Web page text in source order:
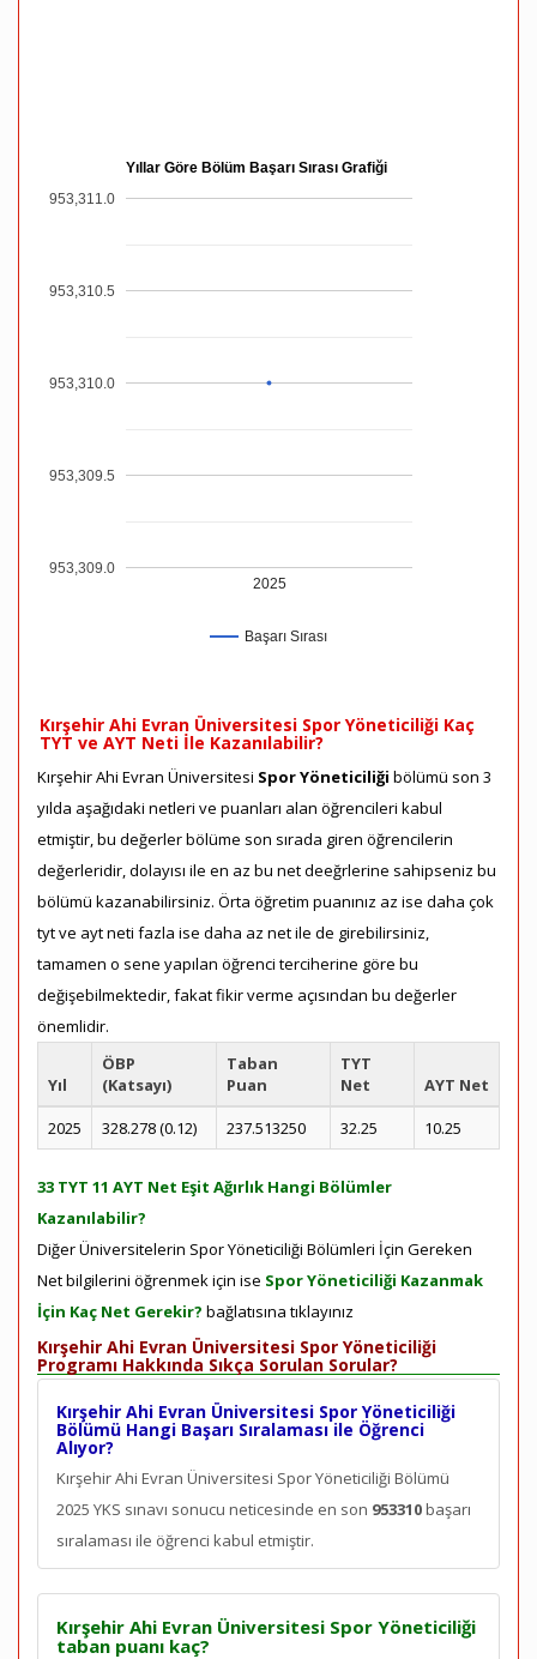
Yıllar Göre Bölüm Başarı Sırası Grafiği
Başarı Sırası
2025
953,309.0
953,309.5
953,310.0
953,310.5
953,311.0
Kırşehir Ahi Evran Üniversitesi Spor Yöneticiliği Kaç
TYT ve AYT Neti İle Kazanılabilir?
Kırşehir Ahi Evran Üniversitesi Spor Yöneticiliği bölümü son 3
yılda aşağıdaki netleri ve puanları alan öğrencileri kabul
etmiştir, bu değerler bölüme son sırada giren öğrencilerin
değerleridir, dolayısı ile en az bu net deeğrlerine sahipseniz bu
bölümü kazanabilirsiniz. Örta öğretim puanınız az ise daha çok
tyt ve ayt neti fazla ise daha az net ile de girebilirsiniz,
tamamen o sene yapılan öğrenci terciherine göre bu
değişebilmektedir, fakat fikir verme açısından bu değerler
önemlidir.
Yıl
ÖBP
(Katsayı)
Taban
Puan
TYT
Net
AYT Net
2025
328.278 (0.12) 237.513250 32.25 10.25
33 TYT 11 AYT Net Eşit Ağırlık Hangi Bölümler
Kazanılabilir?
Diğer Üniversitelerin Spor Yöneticiliği Bölümleri İçin Gereken
Net bilgilerini öğrenmek için ise Spor Yöneticiliği Kazanmak
İçin Kaç Net Gerekir? bağlatısına tıklayınız
Kırşehir Ahi Evran Üniversitesi Spor Yöneticiliği
Programı Hakkında Sıkça Sorulan Sorular?
Kırşehir Ahi Evran Üniversitesi Spor Yöneticiliği
Bölümü Hangi Başarı Sıralaması ile Öğrenci
Alıyor?
Kırşehir Ahi Evran Üniversitesi Spor Yöneticiliği Bölümü
2025 YKS sınavı sonucu neticesinde en son 953310başarı
sıralaması ile öğrenci kabul etmiştir.
Kırşehir Ahi Evran Üniversitesi Spor Yöneticiliği
taban puanı kaç?